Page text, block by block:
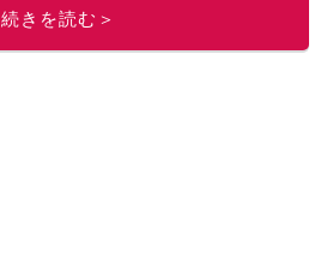
このイチオシストの他の記事を読む
続きを読む＞